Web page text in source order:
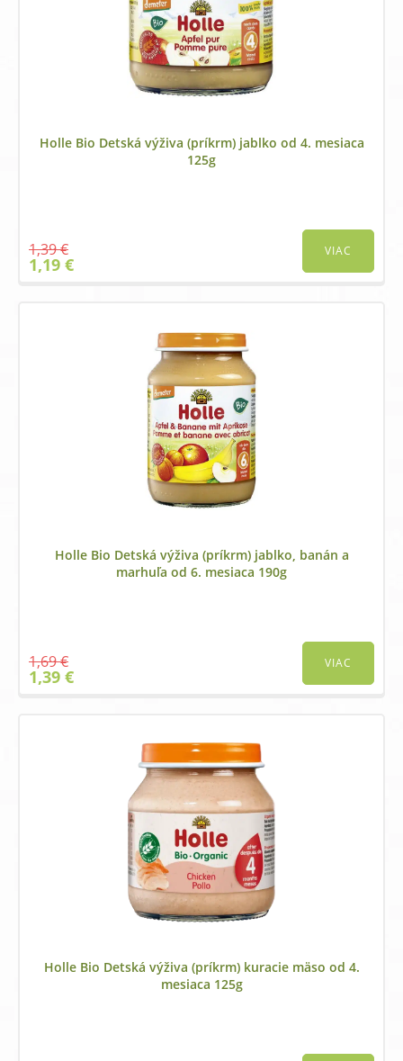
Holle Bio Detská výživa (príkrm) jablko od 4. mesiaca
125g
1,39€
Original
price
1,19 €Current
price
VIAC
Holle Bio Detská výživa (príkrm) jablko, banán a
marhuľa od 6. mesiaca 190g
1,69€
Original
price
1,39 €Current
price
VIAC
Holle Bio Detská výživa (príkrm) kuracie mäso od 4.
mesiaca 125g